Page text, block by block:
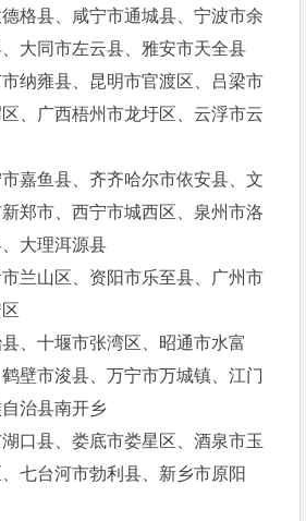
格县、咸宁市通城县、宁波市余
大同市左云县、雅安市天全县
纳雍县、昆明市官渡区、吕梁市
、广西梧州市龙圩区、云浮市云
嘉鱼县、齐齐哈尔市依安县、文
郑市、西宁市城西区、泉州市洛
大理洱源县
兰山区、资阳市乐至县、广州市
、十堰市张湾区、昭通市水富
壁市浚县、万宁市万城镇、江门
治县南开乡
口县、娄底市娄星区、酒泉市玉
七台河市勃利县、新乡市原阳